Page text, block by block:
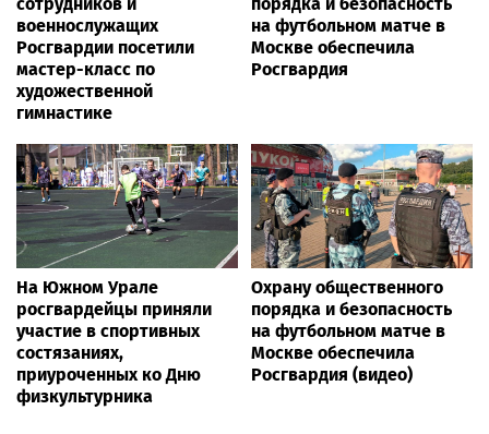
военнослужащих
Росгвардии посетили
мастер-класс по
художественной
гимнастике
на футбольном матче в
Москве обеспечила
Росгвардия
На Южном Урале
росгвардейцы приняли
участие в спортивных
состязаниях,
приуроченных ко Дню
физкультурника
Охрану общественного
порядка и безопасность
на футбольном матче в
Москве обеспечила
Росгвардия (видео)